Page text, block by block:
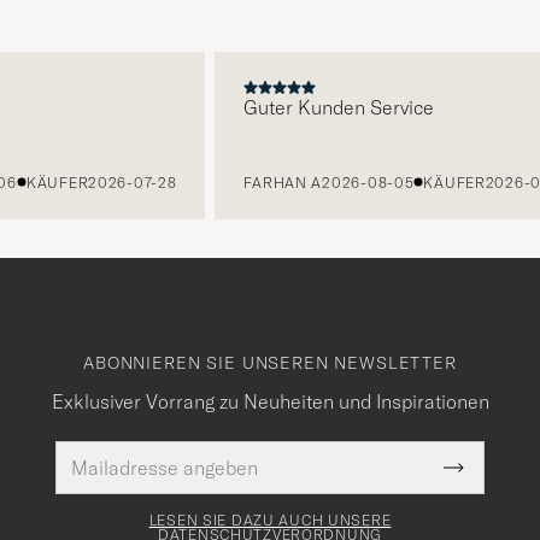
KÄUFER2026-07-28
Guter Kunden Service
FARHAN A2026-08-05 KÄUFER2026-07-
ABONNIEREN SIE UNSEREN NEWSLETTER
Exklusiver Vorrang zu Neuheiten und Inspirationen
Mail
Adresse
Pflichtfeld
Submit
Newsletter
LESEN SIE DAZU AUCH UNSERE
DATENSCHUTZVERORDNUNG